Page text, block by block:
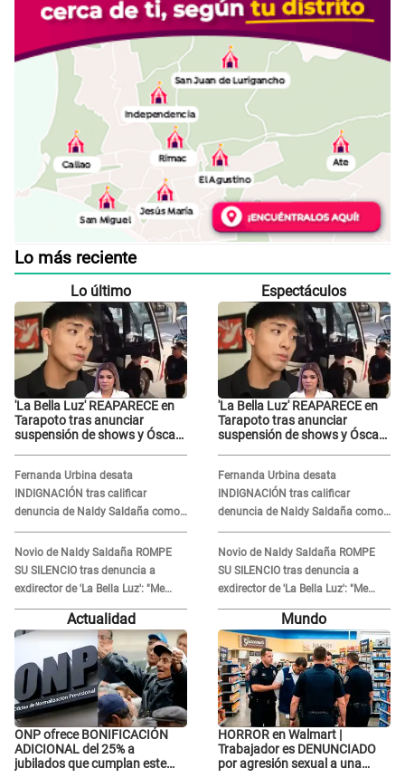
Lo más reciente
Lo último
'La Bella Luz' REAPARECE en
Tarapoto tras anunciar
suspensión de shows y Óscar
Fernanda Urbina desata
INDIGNACIÓN tras calificar
denuncia de Naldy Saldaña como
'acto bochornoso': "No es justo
atacar a otra mujer"
Novio de Naldy Saldaña ROMPE
SU SILENCIO tras denuncia a
exdirector de 'La Bella Luz': "Me
basta con que ella esté bien"
Espectáculos
'La Bella Luz' REAPARECE en
Tarapoto tras anunciar
suspensión de shows y Óscar
Fernanda Urbina desata
INDIGNACIÓN tras calificar
denuncia de Naldy Saldaña como
'acto bochornoso': "No es justo
atacar a otra mujer"
Novio de Naldy Saldaña ROMPE
SU SILENCIO tras denuncia a
exdirector de 'La Bella Luz': "Me
basta con que ella esté bien"
Actualidad
ONP ofrece BONIFICACIÓN
ADICIONAL del 25% a
jubilados que cumplan este
Mundo
HORROR en Walmart |
Trabajador es DENUNCIADO
por agresión sexual a una